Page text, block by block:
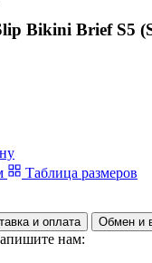
Bikini Brief S5
Таблица размеров
и оплата Обмен и
нам: